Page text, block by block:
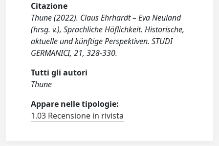
Citazione
Thune (2022). Claus Ehrhardt – Eva Neuland
(hrsg. v.), Sprachliche Höflichkeit. Historische,
aktuelle und künftige Perspektiven. STUDI
GERMANICI, 21, 328-330.
Tutti gli autori
Thune
Appare nelle tipologie:
1.03 Recensione in rivista